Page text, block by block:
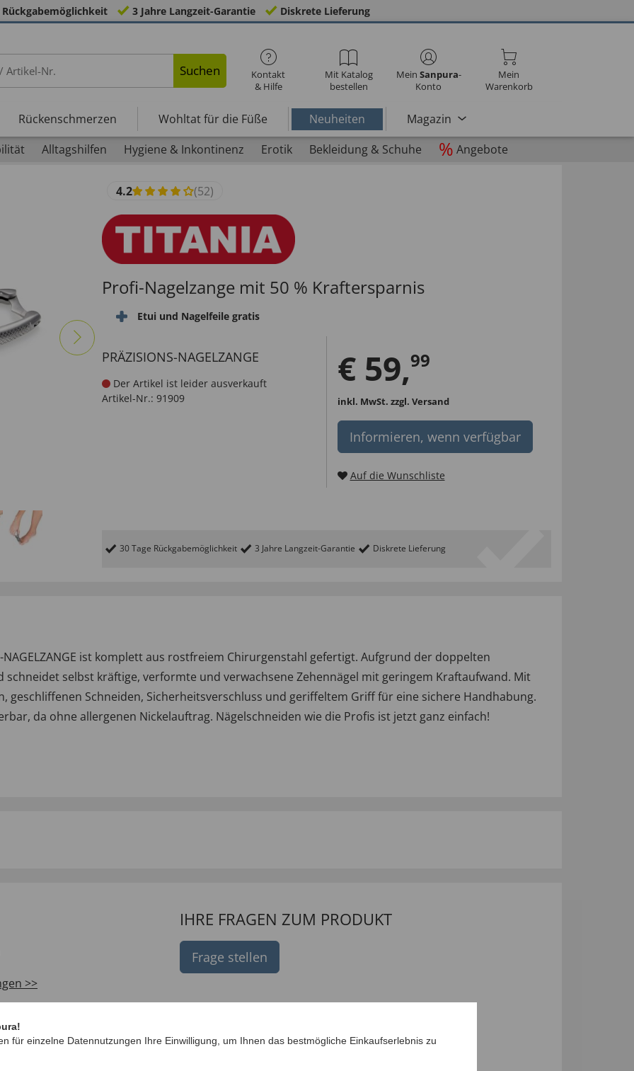
Rückgabemöglichkeit 3 Jahre Langzeit-Garantie Diskrete Lieferung
Suchen
Kontakt
& Hilfe
Mit Katalog
bestellen
Mein Sanpura-
Konto
Mein
Warenkorb
Rückenschmerzen Wohltat für die Füße Neuheiten
Magazin
Alltagshilfen Hygiene & Inkontinenz Erotik Bekleidung & Schuhe % Angebote
4.2 (52)
Profi-Nagelzange mit 50 % Kraftersparnis
Etui und Nagelfeile gratis
PRÄZISIONS-NAGELZANGE
Der Artikel ist leider ausverkauft
Artikel-Nr.: 91909
€ 59,99
inkl. MwSt. zzgl. Versand
Informieren, wenn verfügbar
Auf die Wunschliste
30 Tage Rückgabemöglichkeit 3 Jahre Langzeit-Garantie Diskrete Lieferung
NAGELZANGE ist komplett aus rostfreiem Chirurgenstahl gefertigt. Aufgrund der doppelten
selbst kräftige, verformte und verwachsene Zehennägel mit geringem Kraftaufwand. Mit
geschliffenen Schneiden, Sicherheitsverschluss und geriffeltem Griff für eine sichere Handhabung.
da ohne allergenen Nickelauftrag. Nägelschneiden wie die Profis ist jetzt ganz einfach!
>>
schließen
IHRE FRAGEN ZUM PRODUKT
Frage stellen
für einzelne Datennutzungen Ihre Einwilligung, um Ihnen das bestmögliche Einkaufserlebnis zu